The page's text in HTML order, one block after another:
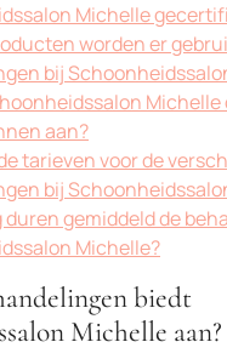
Michelle
worden er
bij
Michelle
aan?
tarieven voor de
bij
duren gemiddeld de
Michelle?
biedt
Michelle aan?